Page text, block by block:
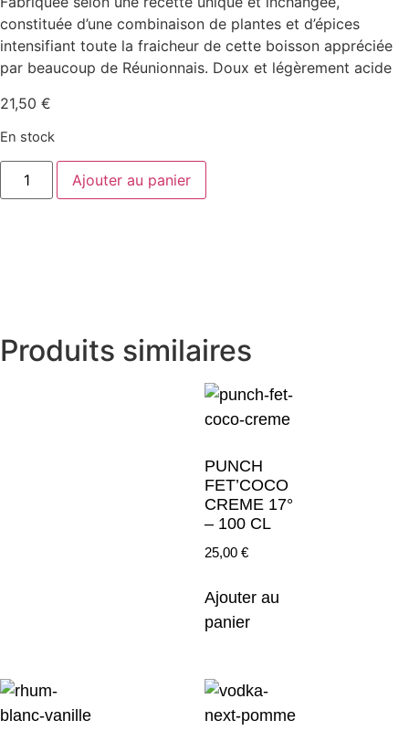
constituée d’une combinaison de plantes et d’épices
intensifiant toute la fraicheur de cette boisson appréciée
par beaucoup de Réunionnais. Doux et légèrement acide
21,50 €
En stock
Ajouter au panier
Produits similaires
PUNCH
FET’COCO
CREME 17°
– 100 CL
25,00 €
Ajouter au
panier